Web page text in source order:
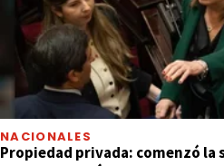
NACIONALES
Propiedad privada: comenzó la